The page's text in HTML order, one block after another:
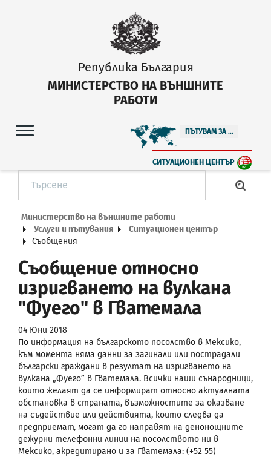
Република България
МИНИСТЕРСТВО НА ВЪНШНИТЕ
РАБОТИ
ПЪТУВАМ ЗА ...
СИТУАЦИОНЕН ЦЕНТЪР
Министерство на външните работи
Услуги и пътувания
Ситуационен център
Съобщения
Съобщение относно
изригването на вулкана
"Фуего" в Гватемала
04 Юни 2018
По информация на българското посолство в Мексико,
към момента няма данни за загинали или пострадали
български граждани в резултат на изригването на
вулкана „Фуего” в Гватемала. Всички наши сънародници,
които желаят да се информират относно актуалната
обстановка в страната, възможностите за оказване
на съдействие или действията, които следва да
предприемат, могат да го направят на денонощните
дежурни телефонни линии на посолството ни в
Мексико, акредитирано и за Гватемала: (+52 55)